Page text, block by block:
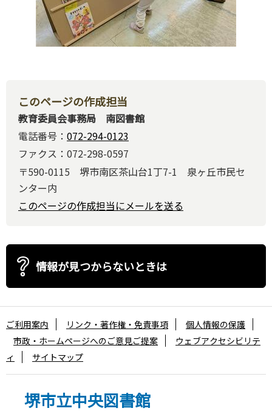
このページの作成担当
教育委員会事務局 南図書館
電話番号： 072-294-0123
ファクス：072-298-0597
〒590-0115 堺市南区茶山台1丁7-1 泉ヶ丘市民セ
ンター内
このページの作成担当にメールを送る
情報が見つからないときは
堺市立中央図書館
ご利用案内 リンク・著作権・免責事項
個人情報の保護
市政・ホームページへのご意見ご提案
ウェブアクセシビリテ
ィ
サイトマップ